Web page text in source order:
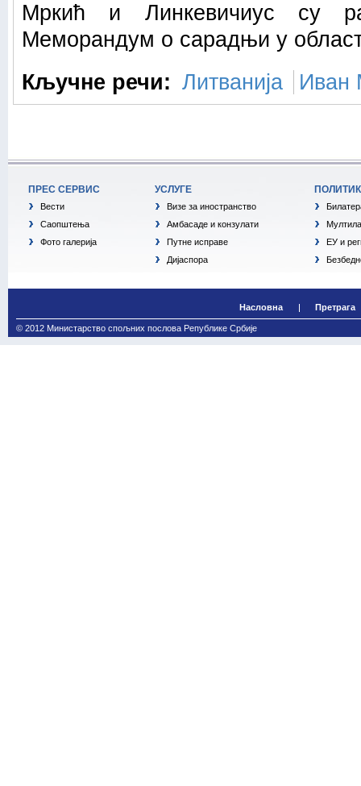
Мркић и Линкевичиус су
Меморандум о сарадњи у
Кључне речи: Литванија Иван
ПРЕС СЕРВИС
Вести
Саопштења
Фото галерија
УСЛУГЕ
Визе за иностранство
Амбасаде и конзулати
Путне исправе
Дијаспора
ЕУ и
Насловна Претрага
© 2012 Министарство спољних послова Републике Србије